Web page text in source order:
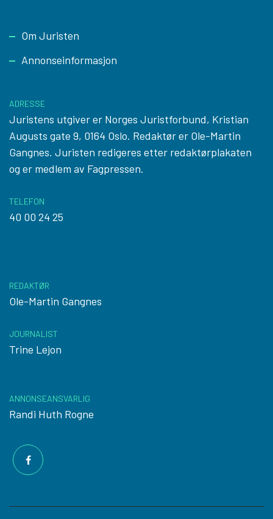
Footer
Om Juristen
Annonseinformasjon
ADRESSE
Juristens utgiver er Norges Juristforbund, Kristian
Augusts gate 9, 0164 Oslo. Redaktør er Ole-Martin
Gangnes. Juristen redigeres etter redaktørplakaten
og er medlem av Fagpressen.
TELEFON
40 00 24 25
REDAKTØR
Ole-Martin Gangnes
JOURNALIST
Trine Lejon
ANNONSEANSVARLIG
Randi Huth Rogne